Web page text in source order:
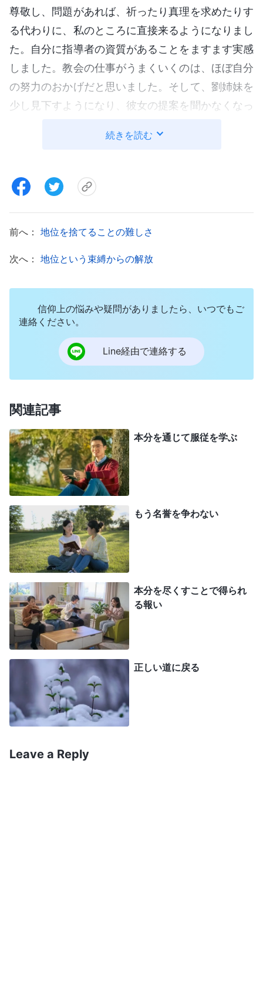
尊敬し、問題があれば、祈ったり真理を求めたりす
る代わりに、私のところに直接来るようになりまし
た。自分に指導者の資質があることをますます実感
しました。教会の仕事がうまくいくのは、ほぼ自分
の努力のおかげだと思いました。そして、劉姉妹を
少し見下すようになり、彼女の提案を聞かなくなっ
劉姉妹が私のせいで窮屈を感じても、自省はせず、
が教会の仕事を担当していますが、彼女は本分に消
極的で受け身になりがちです。だから私のほうが気
劉姉妹がとても心配です。このままだと、教会の仕
事に支障が出ます」。兄弟姉妹は、私は本分に責任
これを聞いて、とてもうれしく、彼らの支援と敬意
に浸りました。
数日後、ある姉妹が私の問題に気づいて指摘し
てくれました。「最近、実際の体験について交わり
をしていないようですね。問題に直面して暴いた堕
理を求めて物事を解決するか、最終的にどう変わる
かなど、ほとんど交わることがなくなりました。あ
なたが他人の問題をどう解決し、あなたがどれだけ
苦労したかを交わるのが大半で、周りはあなたを尊
敬し、崇拝するだけです。正しい道ではありませ
ん。これ以上時間を無駄にしないで、ご自身を振り
返ってください！」と。でも私は彼女の警告に耳を
貸さず、思いました。「私の交わりはすべて自分の
実体験についてだ。兄弟姉妹は、私が真理で問題を
解決できるから私を認めている。崇拝とか、正しい
道ではないとか、なぜそんなことが言えるのか。私
のことが羨ましいからそんなことを言うのでは？」
と。当時、名声と地位に酔っていました。心はマヒ
し、かたくなになっていました。次第に暗い気持ち
になり、それ以上、他者の状態や本分での困難を理
解したり、解決したりできなくなりました。最終的
に実務ができなくなり、指導者の役割を降ろされま
その後、無力なのを感じ、現実を直視したくあ
続きを読む
前へ： 地位を捨てることの難しさ
次へ： 地位という束縛からの解放
信仰上の悩みや疑問がありましたら、いつでもご
連絡ください。
Line経由で連絡する
関連記事
本分を通じて服従を学ぶ
もう名誉を争わない
本分を尽くすことで得られ
る報い
正しい道に戻る
Leave a Reply